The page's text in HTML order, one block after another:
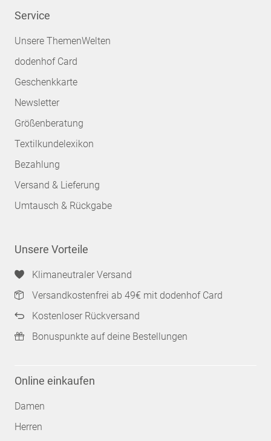
Service
Unsere ThemenWelten
dodenhof Card
Geschenkkarte
Newsletter
Größenberatung
Textilkundelexikon
Bezahlung
Versand & Lieferung
Umtausch & Rückgabe
Unsere Vorteile
Klimaneutraler Versand
Versandkostenfrei ab 49€ mit dodenhof Card
Kostenloser Rückversand
Bonuspunkte auf deine Bestellungen
Online einkaufen
Damen
Herren